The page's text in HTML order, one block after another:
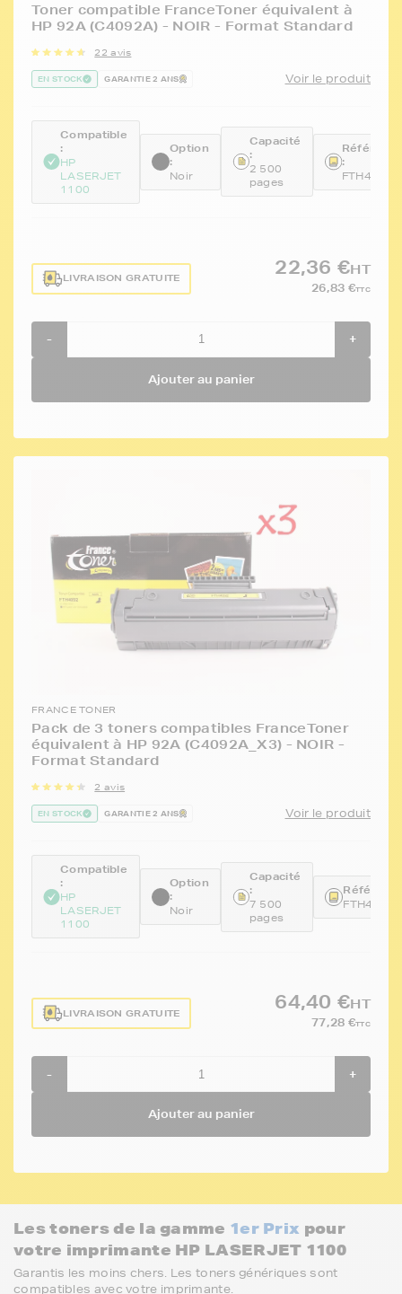
Toner compatible FranceToner équivalent à
HP 92A (C4092A) - NOIR - Format Standard
22 avis
EN STOCK GARANTIE 2 ANS Voir le produit
Compatible
:
HP
LASERJET
1100
Option
:
Noir
Capacité
:
2 500
pages
:
FTH4092
LIVRAISON GRATUITE
22,36 €HT
26,83 €TTC
- +
Ajouter au panier
FRANCE TONER
Pack de 3 toners compatibles FranceToner
équivalent à HP 92A (C4092A_X3) - NOIR -
Format Standard
2 avis
EN STOCK GARANTIE 2 ANS Voir le produit
Compatible
:
HP
LASERJET
1100
Option
:
Noir
Capacité
:
7 500
pages
LIVRAISON GRATUITE
64,40 €HT
77,28 €TTC
- +
Ajouter au panier
Les toners de la gamme 1er Prix pour
votre imprimante HP LASERJET 1100
Garantis les moins chers. Les toners génériques sont
compatibles avec votre imprimante.